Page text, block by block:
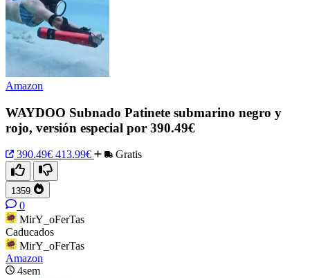
Amazon
WAYDOO Subnado Patinete submarino negro y
rojo, versión especial por 390.49€
390.49€ 413.99€ Gratis
1359
0
MirY_oFerTas
Caducados
MirY_oFerTas
Amazon
4sem